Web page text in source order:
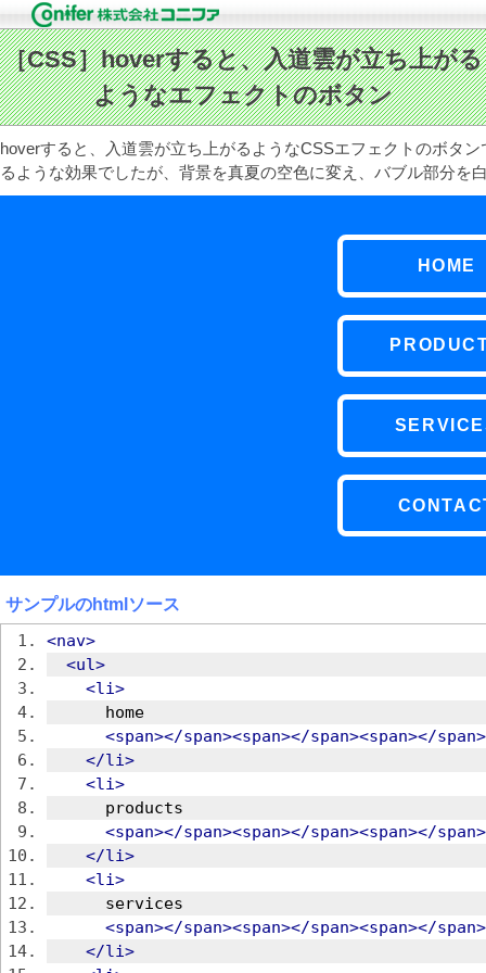
hoverすると、入道雲が立ち上がるようなCSSエフェクトのボタ
るような効果でしたが、背景を真夏の空色に変え、バブル部分を
HOME
サンプルのhtmlソース
<nav>
<ul>
<li>
      home
<span></span><span></span><span></
</li>
<li>
      products
<span></span><span></span><span></
</li>
<li>
      services
<span></span><span></span><span></
</li>